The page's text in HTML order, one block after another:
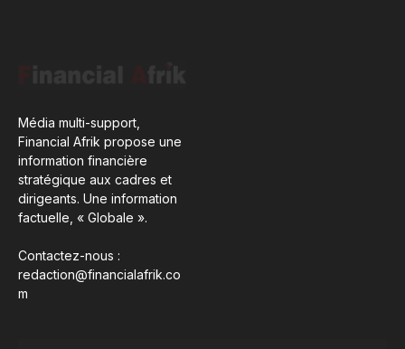
Média multi-support,
Financial Afrik propose une
information financière
stratégique aux cadres et
dirigeants. Une information
factuelle, « Globale ».
Contactez-nous :
redaction@financialafrik.co
m